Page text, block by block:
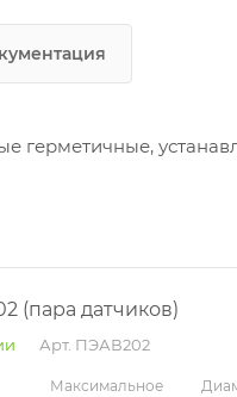
герметичные,
(пара датчиков)
Арт. ПЭАВ202
Максимальное